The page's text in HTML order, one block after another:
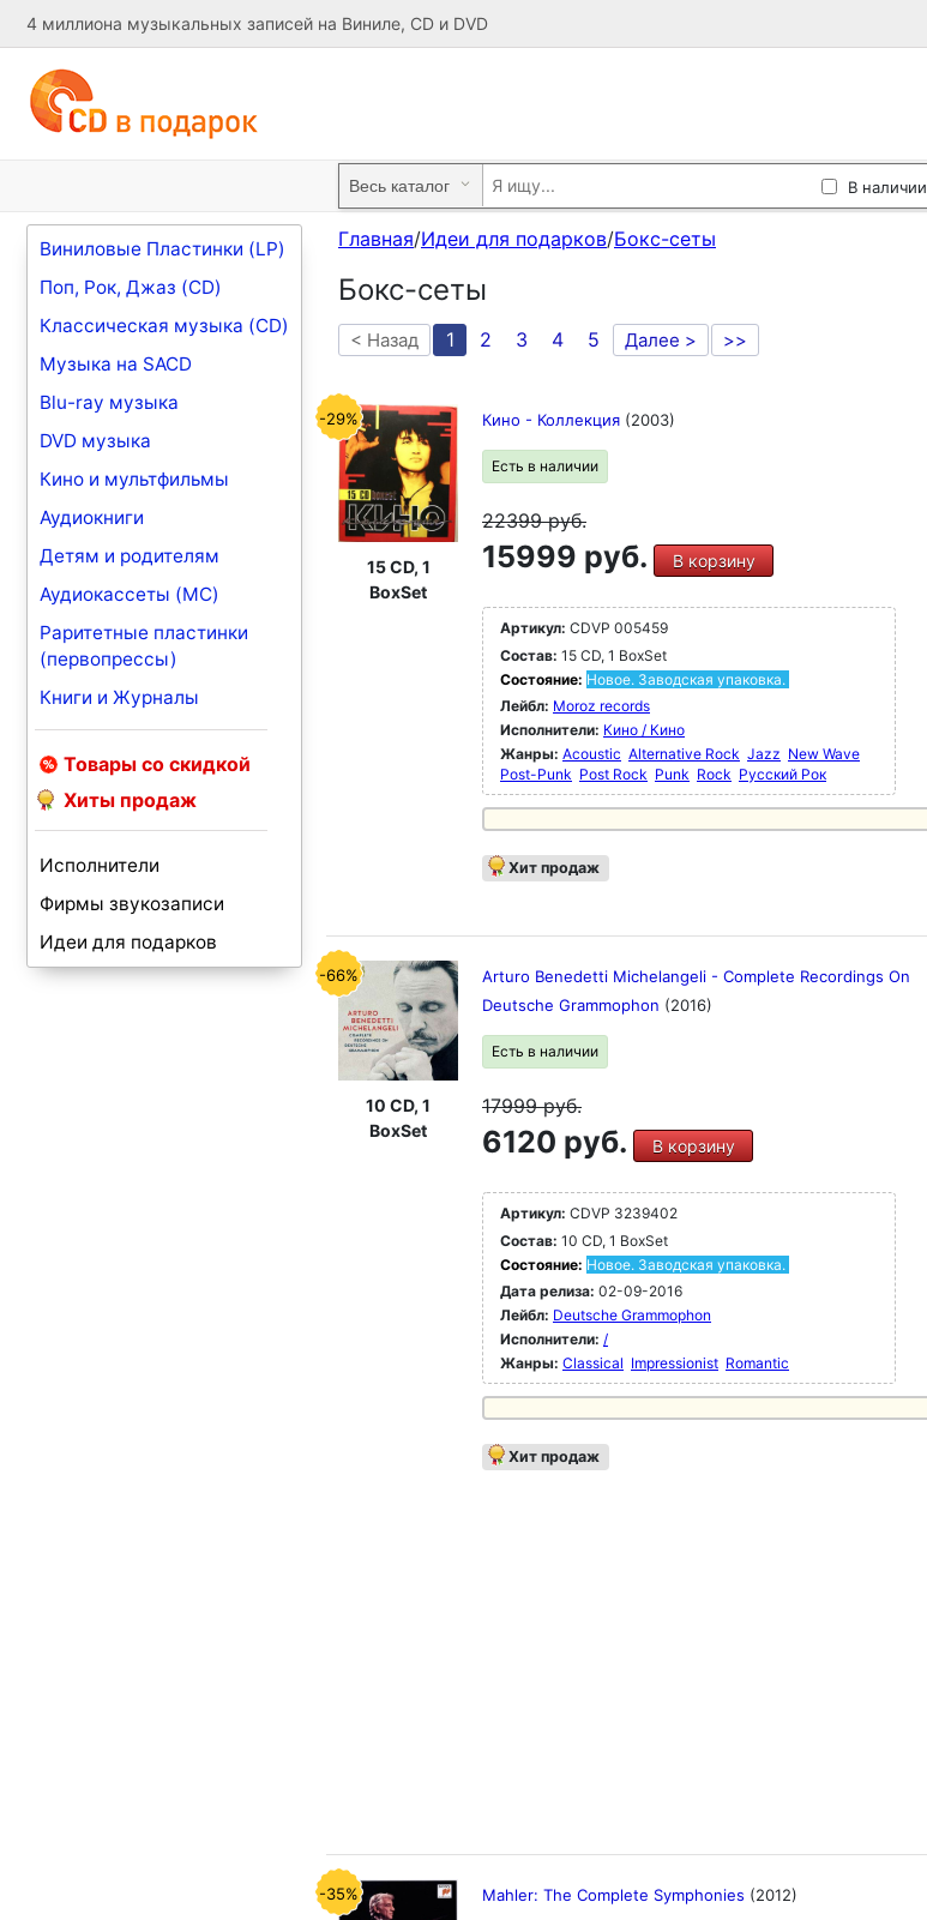
4 миллиона музыкальных записей на Виниле, CD и DVD
В наличии
Виниловые Пластинки (LP)
Поп, Рок, Джаз (CD)
Классическая музыка (CD)
Музыка на SACD
Blu-ray музыка
DVD музыка
Кино и мультфильмы
Аудиокниги
Детям и родителям
Аудиокассеты (MC)
Раритетные пластинки
(первопрессы)
Книги и Журналы
Товары со скидкой
Хиты продаж
Исполнители
Фирмы звукозаписи
Идеи для подарков
Главная/Идеи для подарков/Бокс-сеты
Бокс-сеты
< Назад 1 2 3 4 5 Далее > >>
-29%
15 CD, 1
BoxSet
Кино - Коллекция (2003)
Есть в наличии
22399руб.
15999 руб. В корзину
Артикул: CDVP 005459
Состав: 15 CD, 1 BoxSet
Состояние: Новое. Заводская упаковка.
Лейбл: Moroz records
Исполнители: Кино / Кино
Жанры: Acoustic Alternative Rock Jazz New Wave
Post-Punk Post Rock Punk Rock Русский Рок
Хит продаж
-66%
10 CD, 1
BoxSet
Arturo Benedetti Michelangeli - Complete Recordings On
Deutsche Grammophon (2016)
Есть в наличии
17999руб.
6120 руб. В корзину
Артикул: CDVP 3239402
Состав: 10 CD, 1 BoxSet
Состояние: Новое. Заводская упаковка.
Дата релиза: 02-09-2016
Лейбл: Deutsche Grammophon
Исполнители: /
Жанры: Classical Impressionist Romantic
Хит продаж
-35% Mahler: The Complete Symphonies (2012)